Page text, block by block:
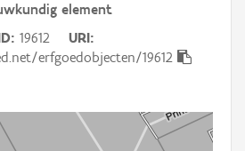
element
19612
URI
erfgoedobjecten/19612